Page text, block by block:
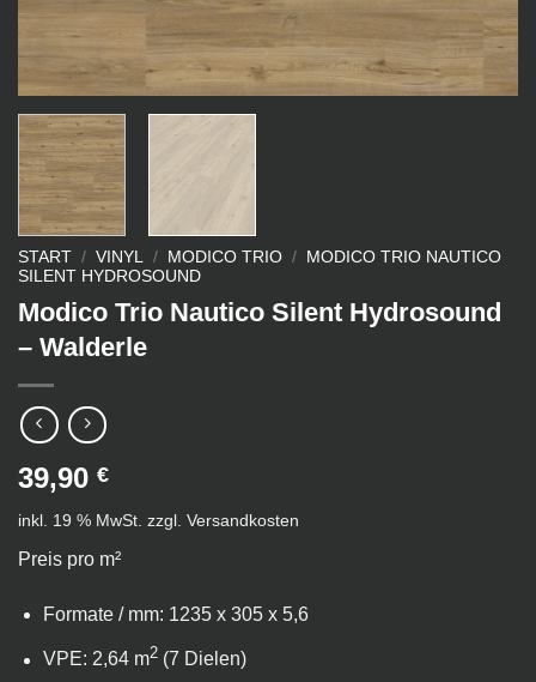
START / VINYL / MODICO TRIO /
MODICO TRIO NAUTICO
SILENT HYDROSOUND
Modico Trio Nautico Silent Hydrosound
– Walderle
39,90 €
inkl. 19 % MwSt. zzgl. Versandkosten
Preis pro m²
Formate / mm: 1235 x 305 x 5,6
VPE: 2,64 m2(7 Dielen)